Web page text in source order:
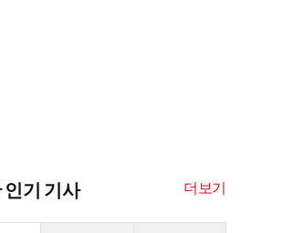
인기 기사 더보기